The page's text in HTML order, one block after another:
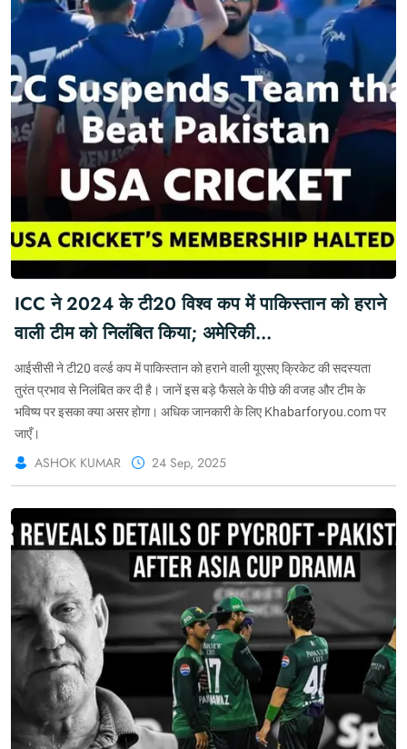
ICC ने 2024 के टी20 विश्व कप में पाकिस्तान को हराने
वाली टीम को निलंबित किया; अमेरिकी
क्रिकेट की सदस्यता रद्द
आईसीसी ने टी20 वर्ल्ड कप में पाकिस्तान को हराने वाली यूएसए क्रिकेट की सदस्यता
तुरंत प्रभाव से निलंबित कर दी है। जानें इस बड़े फैसले के पीछे की वजह और टीम के
भविष्य पर इसका क्या असर होगा। अधिक जानकारी के लिए Khabarforyou.com पर
जाएँ।
ASHOK KUMAR 24 Sep, 2025